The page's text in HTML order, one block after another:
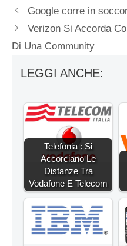
Google corre in
Verizon Si Accorda
Di Una Community
LEGGI ANCHE:
Telefonia : Si
Accorciano Le
Distanze Tra
Vodafone E Telecom